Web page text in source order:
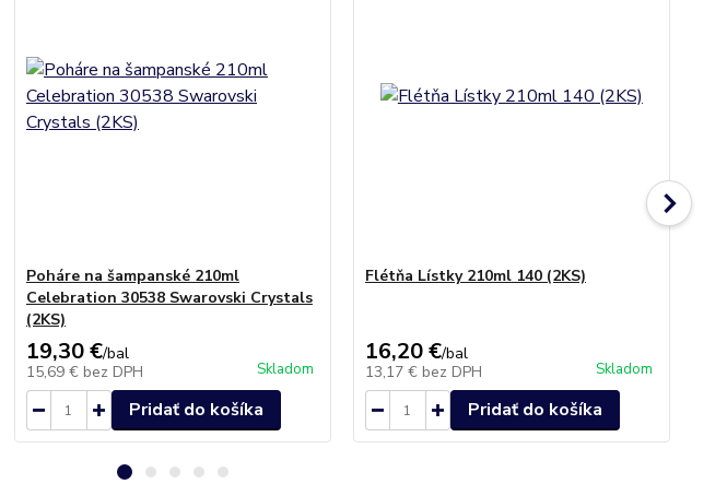
Poháre na šampanské 210ml
Celebration 30538 Swarovski Crystals
(2KS)
19,30 €/bal
15,69 € bez DPH Skladom
Pridať do košíka
Flétňa Lístky 210ml 140 (2KS)
16,20 €/bal
13,17 € bez DPH Skladom
Pridať do košíka